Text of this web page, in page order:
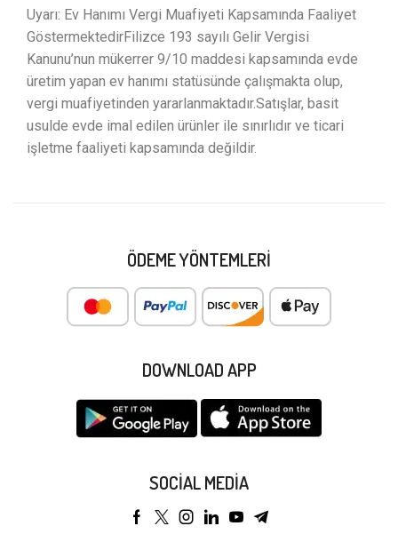
Uyarı: Ev Hanımı Vergi Muafiyeti Kapsamında Faaliyet
GöstermektedirFilizce 193 sayılı Gelir Vergisi
Kanunu’nun mükerrer 9/10 maddesi kapsamında evde
üretim yapan ev hanımı statüsünde çalışmakta olup,
vergi muafiyetinden yararlanmaktadır.Satışlar, basit
usulde evde imal edilen ürünler ile sınırlıdır ve ticari
işletme faaliyeti kapsamında değildir.
ÖDEME YÖNTEMLERI
DOWNLOAD APP
SOCIAL MEDIA